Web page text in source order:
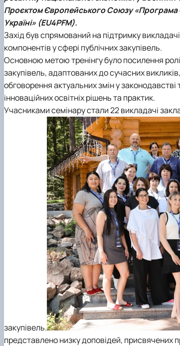
Навчально-наукові (виробничі)
Вибіркові дисципліни
Неформальна освіта
Корисні посилання
Скринька довіри
Міжкафедральна навчально-наукова
Міжнародна науково-практична
Кафедра готельно-ресторанної справи
Проєктом Європейського Союзу «Програма
Україні» (EU4PFM).
Захід був спрямований на підтримку
компонентів у сфері публічних закупівель.
Основною метою тренінгу було посилення ролі
закупівель, адаптованих до сучасних
обговорення актуальних змін у законодавстві
інноваційних освітніх рішень та практик.
Учасниками семінару стали 22 викладачі
закупівель.
представлено низку доповідей,